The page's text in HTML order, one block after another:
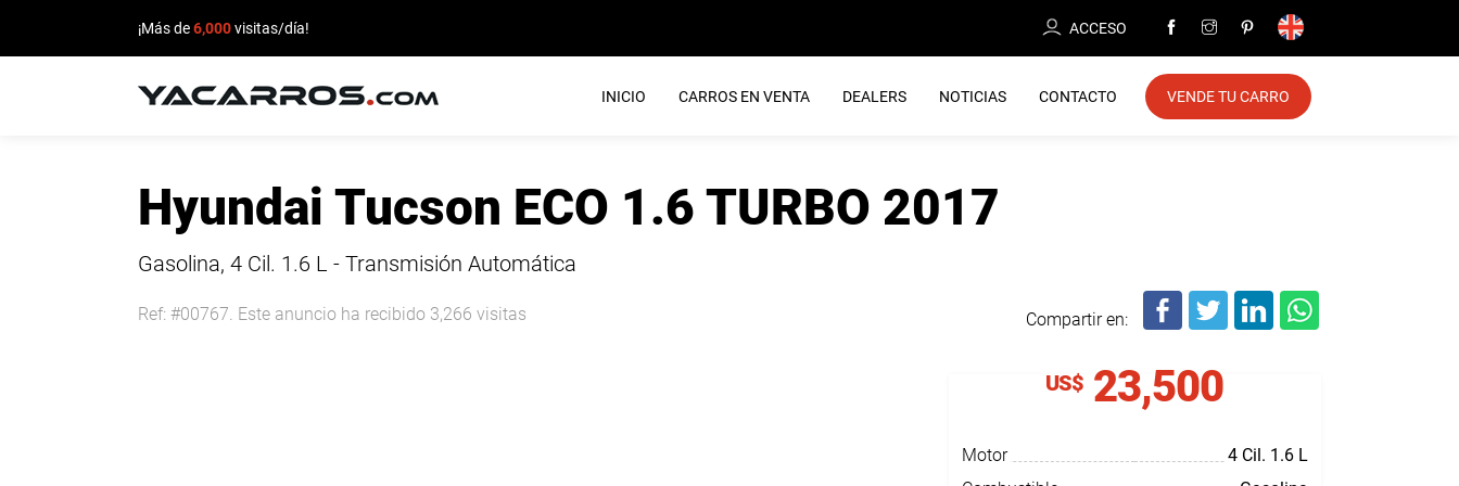
¡Más de6,000visitas/día! ACCESO
INICIO CARROS EN VENTA DEALERS NOTICIAS CONTACTO VENDE TU CARRO
Hyundai Tucson ECO 1.6 TURBO 2017
Gasolina, 4 Cil. 1.6 L - Transmisión Automática
Ref: #00767. Este anuncio ha recibido 3,266 visitas Compartir en:
US$ 23,500
Motor 4 Cil. 1.6 L